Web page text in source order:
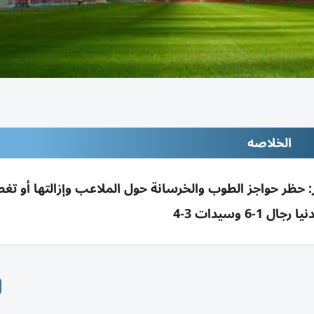
الخلاصه
حظر حواجز الطوب والخرسانة حول الملاعب وإزالتها أو
1-6 وسيدات 3-4